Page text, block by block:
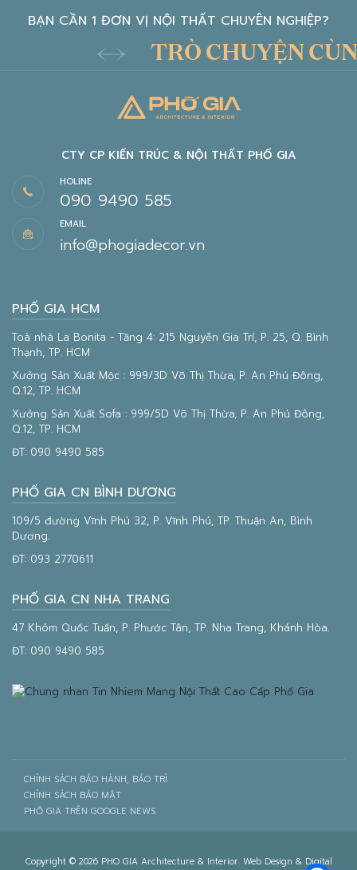
BẠN CẦN 1 ĐƠN VỊ NỘI THẤT CHUYÊN NGHIỆP?
TRÒ CHUYỆN CÙNG
HOLINE
090 9490 585
CTY CP KIẾN TRÚC & NỘI THẤT PHỐ GIA
EMAIL
info@phogiadecor.vn
PHỐ GIA HCM
Toà nhà La Bonita - Tầng 4: 215 Nguyễn Gia Trí, P. 25, Q. Bình
Thạnh, TP. HCM
Xưởng Sản Xuất Mộc : 999/3D Võ Thị Thừa, P. An Phú Đông,
Q.12, TP. HCM
Xưởng Sản Xuất Sofa : 999/5D Võ Thị Thừa, P. An Phú Đông,
Q.12, TP. HCM
ĐT: 090 9490 585
PHỐ GIA CN BÌNH DƯƠNG
109/5 đường Vĩnh Phú 32, P. Vĩnh Phú, TP. Thuận An, Bình
Dương.
ĐT: 093 2770611
PHỐ GIA CN NHA TRANG
47 Khóm Quốc Tuấn, P. Phước Tân, TP. Nha Trang, Khánh Hòa.
ĐT: 090 9490 585
CHÍNH SÁCH BẢO HÀNH, BẢO TRÌ
CHÍNH SÁCH BẢO MẬT
PHỐ GIA TRÊN GOOGLE NEWS
Copyright © 2026 PHO GIA Architecture & Interior. Web Design & Digital